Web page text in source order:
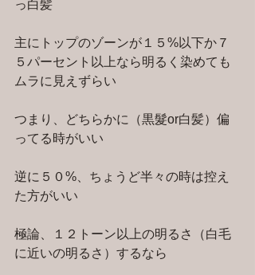
っ白髪
主にトップのゾーンが１５%以下か７
５パーセント以上なら明るく染めても
ムラに見えずらい
つまり、どちらかに（黒髮or白髪）偏
ってる時がいい
逆に５０%、ちょうど半々の時は控え
た方がいい
極論、１２トーン以上の明るさ（白毛
に近いの明るさ）するなら